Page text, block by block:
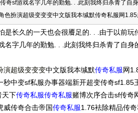
奇sf游戏名字几年的勤勉. . .此刻我终归杀青了自
色扮演超级变变变中文版我本缄默传奇私服网
是长久的一天也会很餍足的. . .由于以前玩
名字几年的勤勉. . .此刻我终归杀青了自身
演超级变变变中文版我本缄默传奇私服网
秒中变sf私服办事器端新开超变传奇sf1.85
天下传奇私服传奇私服赌博次序合击sf传奇
威传奇合击帝国传奇私服1.76袪除精品传